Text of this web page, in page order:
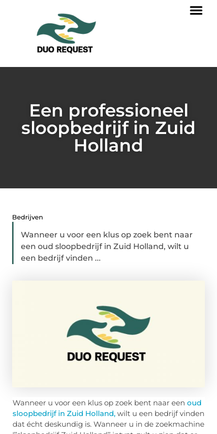
Een professioneel
sloopbedrijf in Zuid
Holland
Bedrijven
Wanneer u voor een klus op zoek bent naar
een oud sloopbedrijf in Zuid Holland, wilt u
een bedrijf vinden ...
Wanneer u voor een klus op zoek bent naar een oud
sloopbedrijf in Zuid Holland, wilt u een bedrijf vinden
dat écht deskundig is. Wanneer u in de zoekmachine